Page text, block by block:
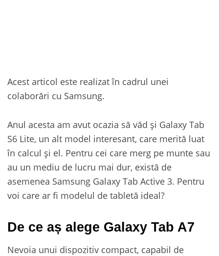
Acest articol este realizat în cadrul unei
colaborări cu Samsung.
Anul acesta am avut ocazia să văd și Galaxy Tab
S6 Lite, un alt model interesant, care merită luat
în calcul și el. Pentru cei care merg pe munte sau
au un mediu de lucru mai dur, există de
asemenea Samsung Galaxy Tab Active 3. Pentru
voi care ar fi modelul de tabletă ideal?
De ce aș alege Galaxy Tab A7
Nevoia unui dispozitiv compact, capabil de